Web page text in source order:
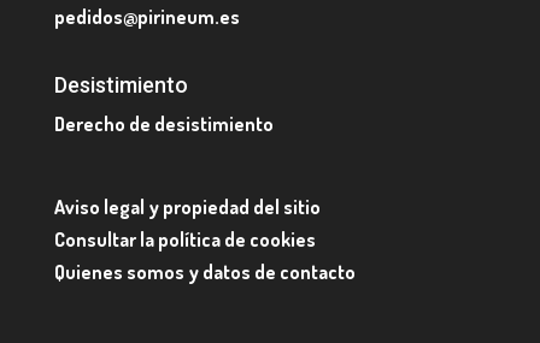
pedidos@pirineum.es
Desistimiento
Derecho de desistimiento
Aviso legal y propiedad del sitio
Consultar la política de cookies
Quienes somos y datos de contacto